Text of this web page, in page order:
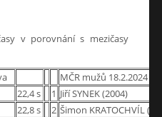
v porovnání s mezičasy
MČR mužů 18.2.2024
22,4 s 1 Jiří SYNEK (2004)
22,8 s 2 Šimon KRATOCHVÍL